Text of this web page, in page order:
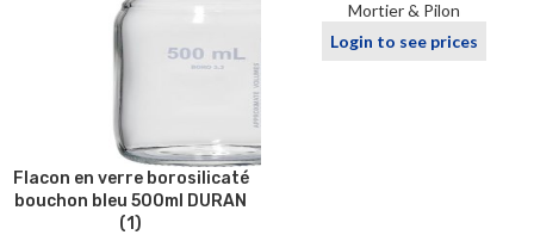
Flacon en verre borosilicaté
bouchon bleu 500ml DURAN
(1)
Mortier & Pilon
Login to see prices